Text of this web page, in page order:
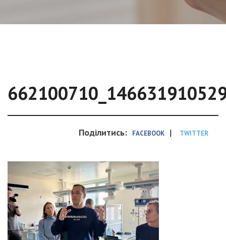
Поділитись: FACEBOOK | TWITTER